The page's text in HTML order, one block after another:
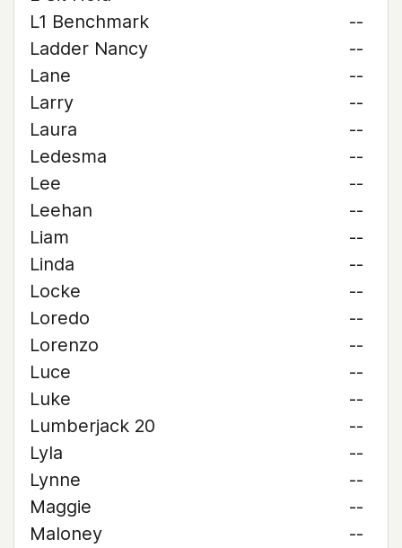
L1 Benchmark
--
Ladder Nancy
--
Lane
--
Larry
--
Laura
--
Ledesma
--
Lee
--
Leehan
--
Liam
--
Linda
--
Locke
--
Loredo
--
Lorenzo
--
Luce
--
Luke
--
Lumberjack 20
--
Lyla
--
Lynne
--
Maggie
--
Maloney
--